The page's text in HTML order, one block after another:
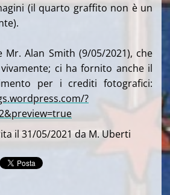
(il quarto graffito non è un
Mr. Alan Smith (9/05/2021), che
ci ha fornito anche il
per i crediti fotografici:
?
il 31/05/2021 da M. Uberti